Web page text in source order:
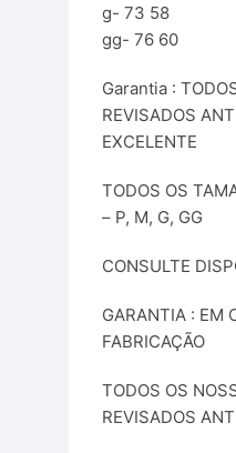
g- 73 58
gg- 76 60
Garantia :
REVISADOS
EXCELENTE
TODOS OS
– P, M, G, GG
CONSULTE
GARANTIA : EM
FABRICAÇÃO
TODOS OS
REVISADOS